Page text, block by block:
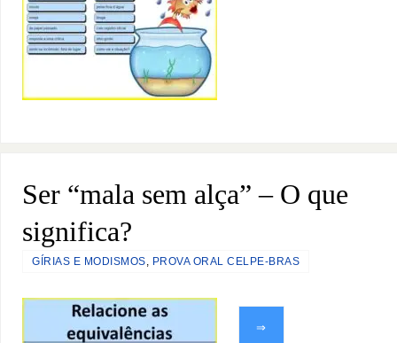
Ser “mala sem alça” – O que
significa?
GÍRIAS E MODISMOS PROVA ORAL CELPE-BRAS
⇒